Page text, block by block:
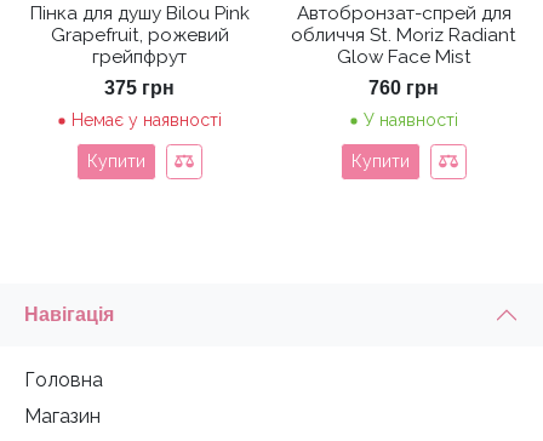
Пінка для душу Bilou Pink
Grapefruit, рожевий
грейпфрут
375 грн
Немає у наявності
Купити
Автобронзат-спрей для
обличчя St. Moriz Radiant
Glow Face Mist
760 грн
У наявності
Купити
Навігація
Головна
Магазин